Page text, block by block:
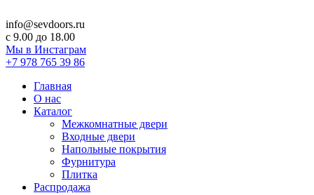
info@sevdoors.ru
c 9.00 до 18.00
Мы в Инстаграм
+7 978 765 39 86
Главная
О нас
Каталог
Межкомнатные двери
Входные двери
Напольные покрытия
Фурнитура
Плитка
Распродажа